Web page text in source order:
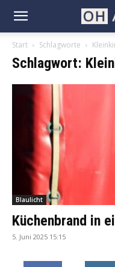
Start Schlagworte
Schlagwort:
Blaulicht
Küchenbrand in
5. Juni 2025 15:15